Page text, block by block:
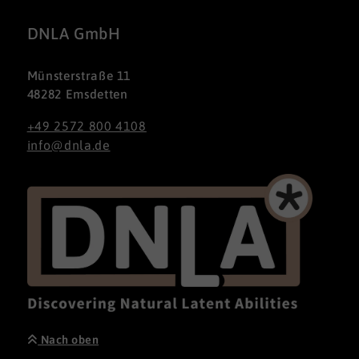
DNLA GmbH
Münsterstraße 11
48282 Emsdetten
+49 2572 800 4108
info@dnla.de
Nach oben